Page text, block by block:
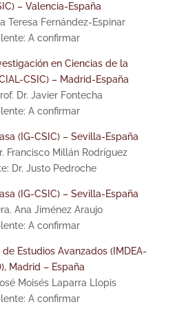
– Valencia-España
Teresa Fernández-Espinar
A confirmar
en Ciencias de la
CSIC) – Madrid-España
Dr. Javier Fontecha
A confirmar
(IG-CSIC) – Sevilla-España
Francisco Millán Rodríguez
Dr. Justo Pedroche
(IG-CSIC) – Sevilla-España
Ana Jiménez Araujo
A confirmar
Estudios Avanzados (IMDEA-
Madrid – España
Moisés Laparra Llopis
A confirmar